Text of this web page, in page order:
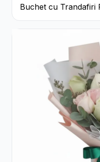
Buchet cu Trandafiri
Roz Pal